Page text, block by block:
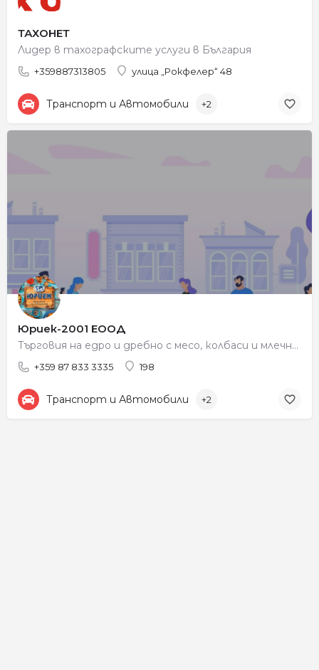
ТАХОНЕТ
Лидер в тахографските услуги в България
+359887313805 улица „Рокфелер“ 48
Транспорт и Автомобили +2
Юриек-2001 ЕООД
Търговия на едро и дребно с месо, колбаси и млечни продукти
+359 87 833 3335 198
Транспорт и Автомобили +2